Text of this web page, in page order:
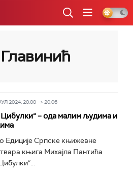
2024, 20:00 -> 20:06
– ода малим људима и
Едиције Српске књижевне
књига Михајла Пантића